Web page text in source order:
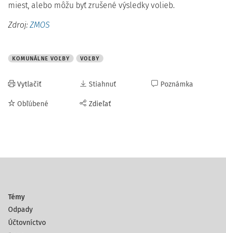
miest, alebo môžu byť zrušené výsledky volieb.
Zdroj: ZMOS
KOMUNÁLNE VOĽBY VOĽBY
Vytlačiť
Obľúbené
Stiahnuť
Zdieľať
Poznámka
Témy
Odpady
Účtovníctvo